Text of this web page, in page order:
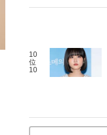
10
位
10